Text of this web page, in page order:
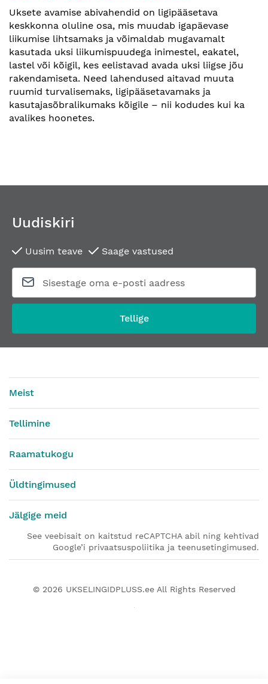
Uksete avamise abivahendid on ligipääsetava
keskkonna oluline osa, mis muudab igapäevase
liikumise lihtsamaks ja võimaldab mugavamalt
kasutada uksi liikumispuudega inimestel, eakatel,
lastel või kõigil, kes eelistavad avada uksi liigse jõu
rakendamiseta. Need lahendused aitavad muuta
ruumid turvalisemaks, ligipääsetavamaks ja
kasutajasõbralikumaks kõigile – nii kodudes kui ka
avalikes hoonetes.
Uudiskiri
Uusim teave Saage vastused
Tellige
Meist
Tellimine
Raamatukogu
Üldtingimused
Jälgige meid
See veebisait on kaitstud reCAPTCHA abil ning kehtivad
Google’i privaatsuspoliitika ja teenusetingimused.
© 2026 UKSELINGIDPLUSS.eeAll Rights Reserved